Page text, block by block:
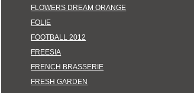
FLOWERS DREAM ORANGE
FOLIE
FOOTBALL 2012
FREESIA
FRENCH BRASSERIE
FRESH GARDEN